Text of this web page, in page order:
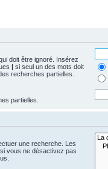
doit être ignoré. Insérez
| si seul un des mots doit
recherches partielles.
partielles.
une recherche. Les
vous ne désactivez pas